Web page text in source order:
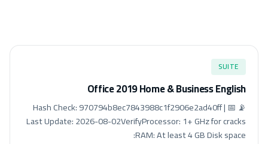
SUITE
Office 2019 Home & Business English
📡 Hash Check: 970794b8ec7843988c1f2906e2ad40ff | 📅
Last Update: 2026-08-02VerifyProcessor: 1+ GHz for cracks
RAM: At least 4 GB Disk space: